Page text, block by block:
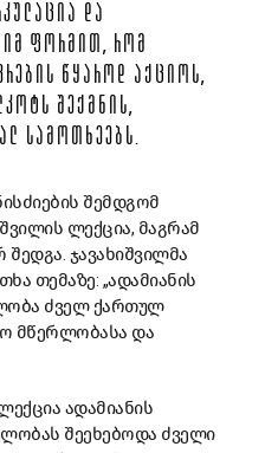
ᲓᲐ
ᲘᲛ ᲤᲝᲠᲛᲘᲗ, ᲠᲝᲛ
ᲬᲧᲐᲠᲝᲓ ᲐᲥᲪᲘᲝᲡ,
ᲨᲔᲥᲛᲜᲘᲡ,
ᲡᲐᲛᲝᲗᲮᲔᲔᲑᲡ.
შემდგომ
ლექცია, მაგრამ
ჯავახიშვილმა
თემაზე: „ადამიანის
ძველ ქართულ
მწერლობასა და
ადამიანის
შეეხებოდა ძველი